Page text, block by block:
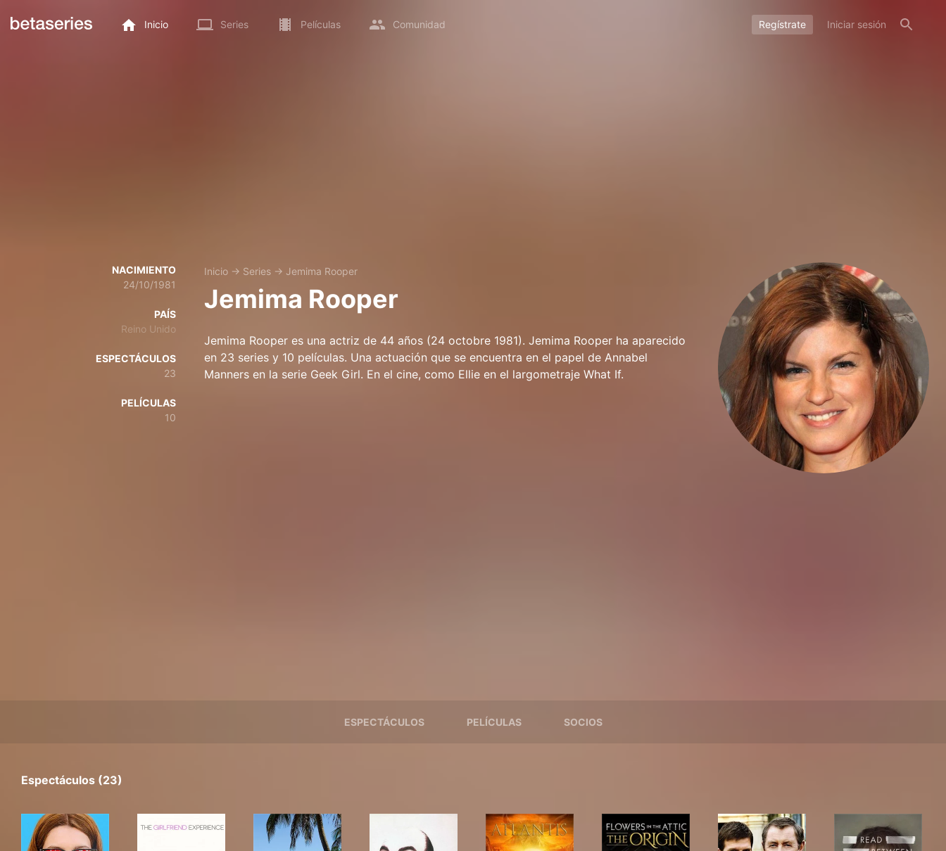
Inicio Series Películas Comunidad Regístrate Iniciar sesión
NACIMIENTO
24/10/1981
PAÍS
Reino Unido
ESPECTÁCULOS
23
PELÍCULAS
10
Inicio → Series → Jemima Rooper
Jemima Rooper
Jemima Rooper es una actriz de 44 años (24 octobre 1981). Jemima Rooper ha aparecido
en 23 series y 10 películas. Una actuación que se encuentra en el papel de Annabel
Manners en la serie Geek Girl. En el cine, como Ellie en el largometraje What If.
ESPECTÁCULOS PELÍCULAS SOCIOS
Espectáculos (23)